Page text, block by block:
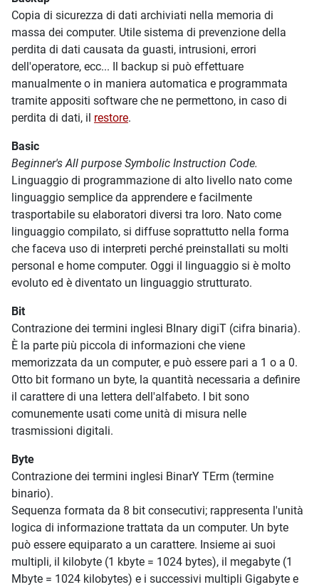
Copia di sicurezza di dati archiviati nella memoria di
massa dei computer. Utile sistema di prevenzione della
perdita di dati causata da guasti, intrusioni, errori
dell'operatore, ecc... Il backup si può effettuare
manualmente o in maniera automatica e programmata
tramite appositi software che ne permettono, in caso di
perdita di dati, il restore.
Basic
Beginner's All purpose Symbolic Instruction Code.
Linguaggio di programmazione di alto livello nato come
linguaggio semplice da apprendere e facilmente
trasportabile su elaboratori diversi tra loro. Nato come
linguaggio compilato, si diffuse soprattutto nella forma
che faceva uso di interpreti perché preinstallati su molti
personal e home computer. Oggi il linguaggio si è molto
evoluto ed è diventato un linguaggio strutturato.
Bit
Contrazione dei termini inglesi BInary digiT (cifra binaria).
È la parte più piccola di informazioni che viene
memorizzata da un computer, e può essere pari a 1 o a 0.
Otto bit formano un byte, la quantità necessaria a definire
il carattere di una lettera dell'alfabeto. I bit sono
comunemente usati come unità di misura nelle
trasmissioni digitali.
Byte
Contrazione dei termini inglesi BinarY TErm (termine
binario).
Sequenza formata da 8 bit consecutivi; rappresenta l'unità
logica di informazione trattata da un computer. Un byte
può essere equiparato a un carattere. Insieme ai suoi
multipli, il kilobyte (1 kbyte = 1024 bytes), il megabyte (1
Mbyte = 1024 kilobytes) e i successivi multipli Gigabyte e